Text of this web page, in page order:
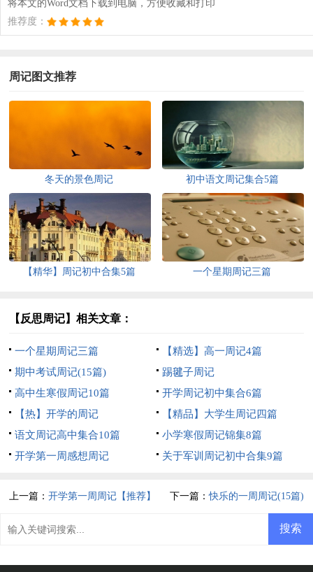
将本文的Word文档下载到电脑，方便收藏和打印
推荐度：
周记图文推荐
冬天的景色周记 初中语文周记集合5篇
【精华】周记初中合集5篇 一个星期周记三篇
【反思周记】相关文章：
一个星期周记三篇
【精选】高一周记4篇
期中考试周记(15篇)
踢毽子周记
高中生寒假周记10篇
开学周记初中集合6篇
【热】开学的周记
【精品】大学生周记四篇
语文周记高中集合10篇
小学寒假周记锦集8篇
开学第一周感想周记
关于军训周记初中合集9篇
上一篇：开学第一周周记【推荐】 下一篇：快乐的一周周记(15篇)